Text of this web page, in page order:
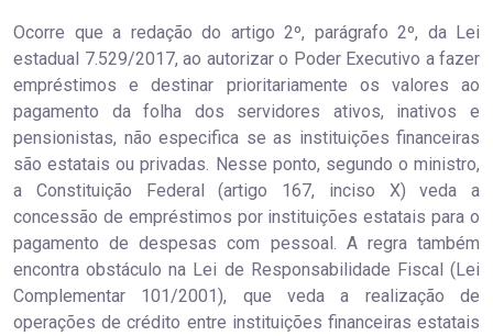
Ocorre que a redação do artigo 2º, parágrafo 2º, da Lei
estadual 7.529/2017, ao autorizar o Poder Executivo a fazer
empréstimos e destinar prioritariamente os valores ao
pagamento da folha dos servidores ativos, inativos e
pensionistas, não especifica se as instituições financeiras
são estatais ou privadas. Nesse ponto, segundo o ministro,
a Constituição Federal (artigo 167, inciso X) veda a
concessão de empréstimos por instituições estatais para o
pagamento de despesas com pessoal. A regra também
encontra obstáculo na Lei de Responsabilidade Fiscal (Lei
Complementar 101/2001), que veda a realização de
operações de crédito entre instituições financeiras estatais